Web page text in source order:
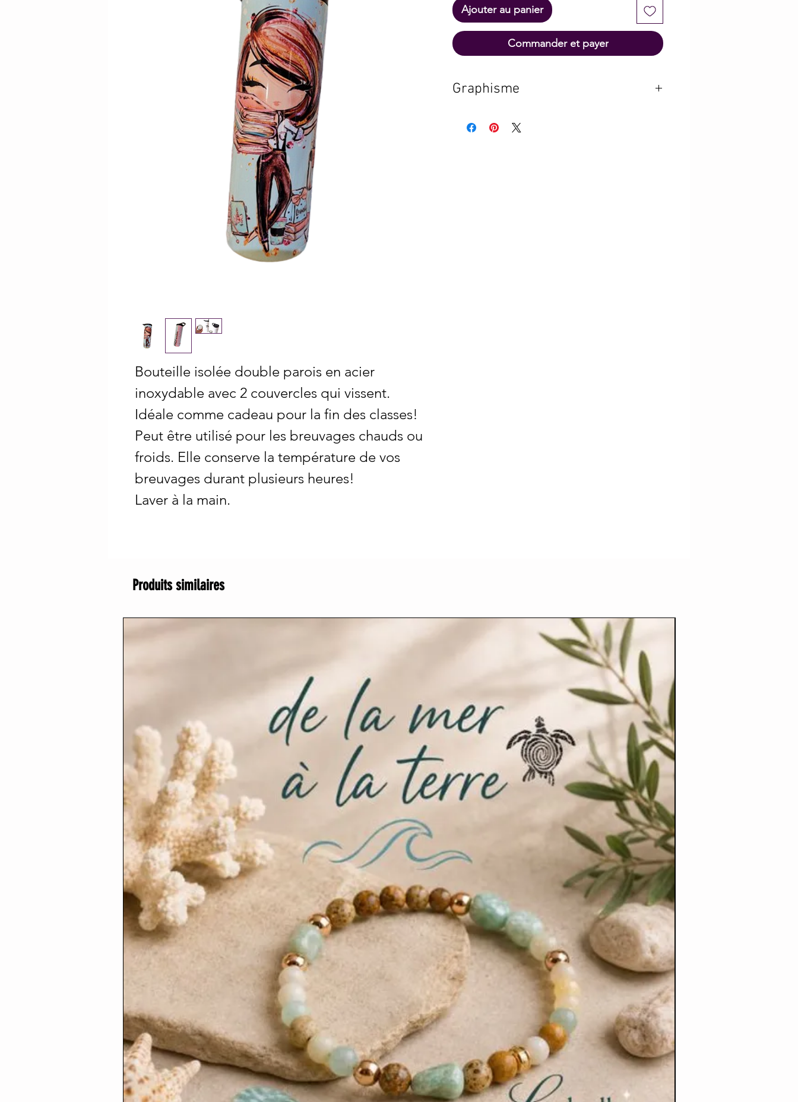
Bouteille isolée double parois en acier
inoxydable avec 2 couvercles qui vissent.
Idéale comme cadeau pour la fin des classes!
Peut être utilisé pour les breuvages chauds ou
froids. Elle conserve la température de vos
breuvages durant plusieurs heures!
Laver à la main.
Ajouter au panier
Commander et payer
Graphisme
En raison de la complexité de
Produits similaires